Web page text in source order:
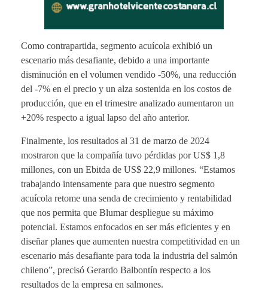
Como contrapartida, segmento acuícola exhibió un
escenario más desafiante, debido a una importante
disminución en el volumen vendido -50%, una reducción
del -7% en el precio y un alza sostenida en los costos de
producción, que en el trimestre analizado aumentaron un
+20% respecto a igual lapso del año anterior.
Finalmente, los resultados al 31 de marzo de 2024
mostraron que la compañía tuvo pérdidas por US$ 1,8
millones, con un Ebitda de US$ 22,9 millones. “Estamos
trabajando intensamente para que nuestro segmento
acuícola retome una senda de crecimiento y rentabilidad
que nos permita que Blumar despliegue su máximo
potencial. Estamos enfocados en ser más eficientes y en
diseñar planes que aumenten nuestra competitividad en un
escenario más desafiante para toda la industria del salmón
chileno”, precisó Gerardo Balbontín respecto a los
resultados de la empresa en salmones.